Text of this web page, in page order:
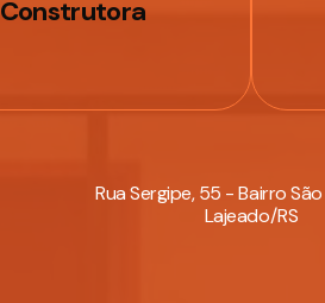
Construtora
Rua Sergipe, 55 - Bairro
Lajeado/RS